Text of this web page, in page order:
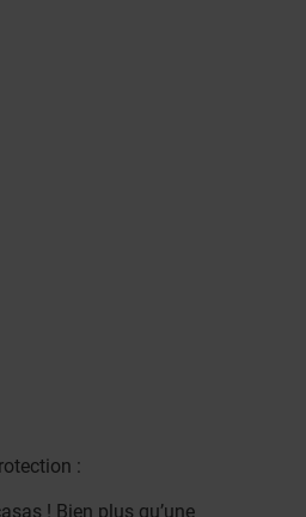
:
! Bien plus qu’une